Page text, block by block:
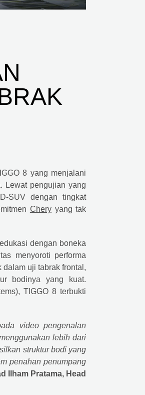
8 yang menjalani
Lewat pengujian yang
SUV dengan tingkat
Cheryyang tak
dengan boneka
menyoroti performa
uji tabrak frontal,
bodinya yang kuat.
TIGGO 8 terbukti
video pengenalan
lebih dari
struktur bodi yang
penahan penumpang
Ilham Pratama, Head